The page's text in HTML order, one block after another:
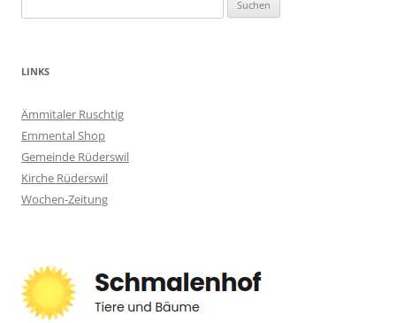
nach:
LINKS
Ämmitaler Ruschtig
Emmental Shop
Gemeinde Rüderswil
Kirche Rüderswil
Wochen-Zeitung